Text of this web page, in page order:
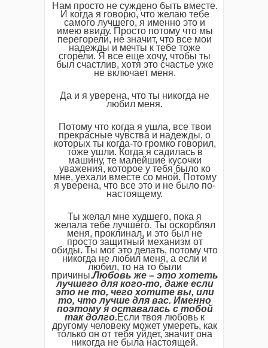
Нам просто не суждено быть вместе.
И когда я говорю, что желаю тебе
самого лучшего, я именно это и
имею ввиду. Просто потому что мы
перегорели, не значит, что все мои
надежды и мечты к тебе тоже
сгорели. Я все еще хочу, чтобы ты
был счастлив, хотя это счастье уже
не включает меня.
Да и я уверена, что ты никогда не
любил меня.
Потому что когда я ушла, все твои
прекрасные чувства и надежды, о
которых ты когда-то громко говорил,
тоже ушли. Когда я садилась в
машину, те малейшие кусочки
уважения, которое у тебя было ко
мне, уехали вместе со мной. Потому
я уверена, что все это и не было по-
настоящему.
Ты желал мне худшего, пока я
желала тебе лучшего. Ты оскорблял
меня, проклинал, и это был не
просто защитный механизм от
обиды. Ты мог это делать, потому что
никогда не любил меня, а если и
любил, то на то были
причины.Любовь же – это хотеть
лучшего для кого-то, даже если
это не то, чего хотите вы, или
то, что лучше для вас. Именно
поэтому я оставалась с тобой
так долго.Если твоя любовь к
другому человеку может умереть, как
только он от тебя уйдет, значит она
никогда не была настоящей.